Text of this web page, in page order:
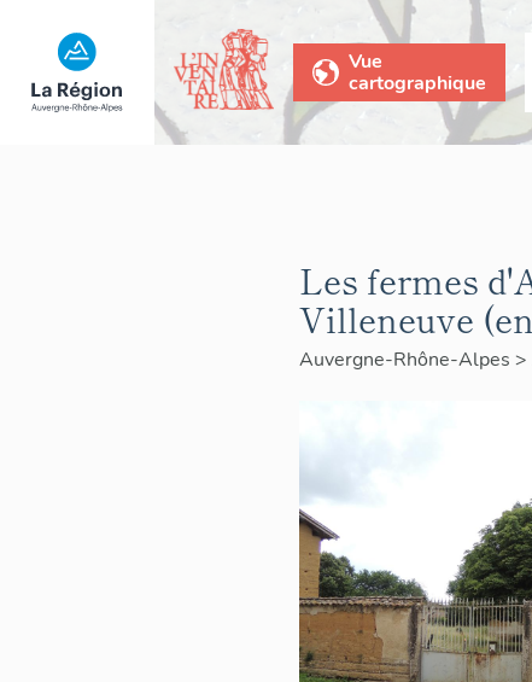
Vue
cartographique
Les fermes
Villeneuve
Auvergne-Rhône-Alpes >